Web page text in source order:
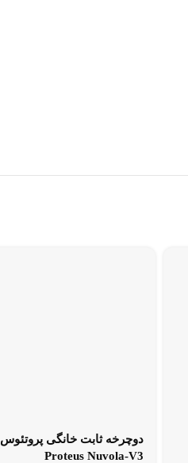
دوچرخه ثابت خانگی پروتئوس
Proteus Nuvola-V3